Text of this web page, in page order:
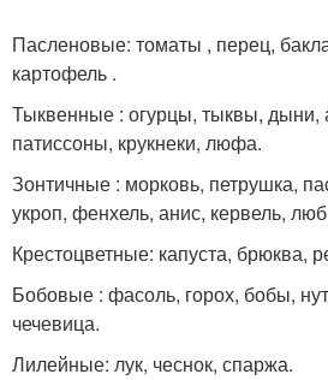
Пасленовые: томаты , перец,
картофель .
Тыквенные : огурцы, тыквы, дыни,
патиссоны, крукнеки, люфа.
Зонтичные : морковь, петрушка,
укроп, фенхель, анис, кервель,
Крестоцветные: капуста, брюква,
Бобовые : фасоль, горох, бобы,
чечевица.
Лилейные: лук, чеснок, спаржа.